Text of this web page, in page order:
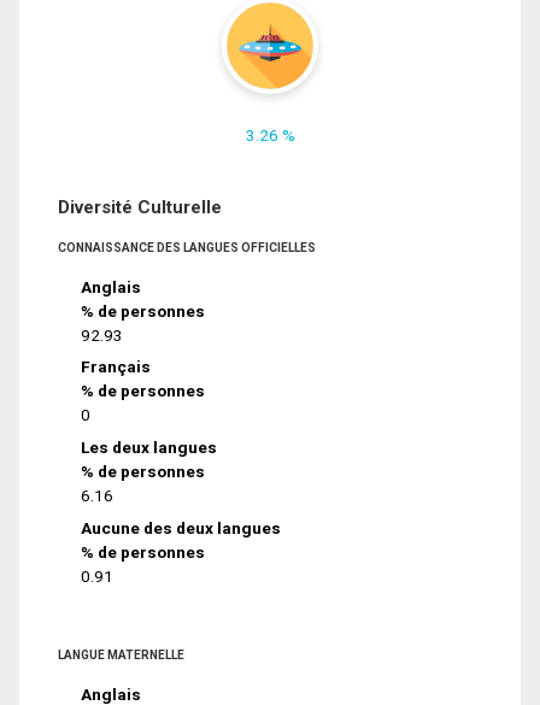
3.26 %
Diversité Culturelle
CONNAISSANCE DES LANGUES OFFICIELLES
Anglais
% de personnes
92.93
Français
% de personnes
0
Les deux langues
% de personnes
6.16
Aucune des deux langues
% de personnes
0.91
LANGUE MATERNELLE
Anglais